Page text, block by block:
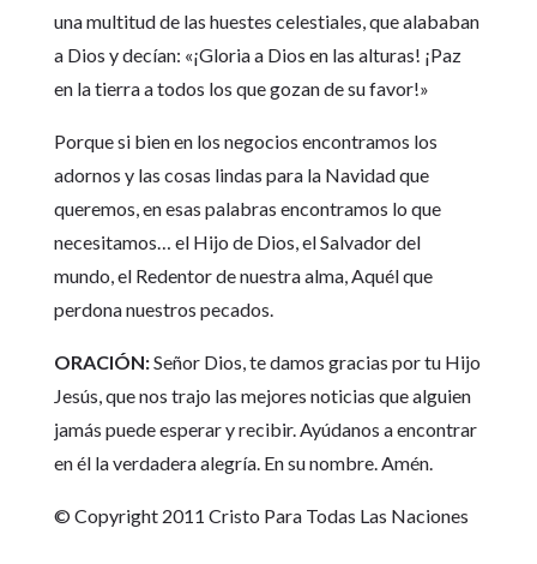
una multitud de las huestes celestiales, que alababan
a Dios y decían: «¡Gloria a Dios en las alturas! ¡Paz
en la tierra a todos los que gozan de su favor!»
Porque si bien en los negocios encontramos los
adornos y las cosas lindas para la Navidad que
queremos, en esas palabras encontramos lo que
necesitamos… el Hijo de Dios, el Salvador del
mundo, el Redentor de nuestra alma, Aquél que
perdona nuestros pecados.
ORACIÓN:Señor Dios, te damos gracias por tu Hijo
Jesús, que nos trajo las mejores noticias que alguien
jamás puede esperar y recibir. Ayúdanos a encontrar
en él la verdadera alegría. En su nombre. Amén.
© Copyright 2011 Cristo Para Todas Las Naciones